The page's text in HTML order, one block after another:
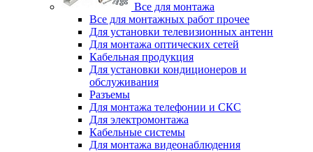
Все для монтажа
Все для монтажных работ прочее
Для установки телевизионных антенн
Для монтажа оптических сетей
Кабельная продукция
Для установки кондиционеров и
обслуживания
Разъемы
Для монтажа телефонии и СКС
Для электромонтажа
Кабельные системы
Для монтажа видеонаблюдения